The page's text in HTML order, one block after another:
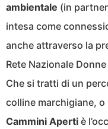
ambientale (in
intesa come
anche attraverso la
Rete Nazionale
Che si tratti di un
colline marchigiane, o
Cammini Aperti è